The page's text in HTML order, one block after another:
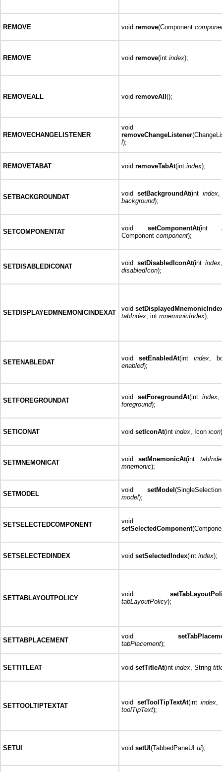
REMOVE void remove(Component
REMOVE void remove(int index);
REMOVEALL void removeAll ();
REMOVECHANGELISTENER
void
removeChangeListener
l);
REMOVETABAT void removeTabAt(int index);
SETBACKGROUNDAT void setBackgroundAt(int index,
background);
SETCOMPONENTAT void setComponentAt(int
Component component);
SETDISABLEDICONAT void setDisabledIconAt(intindex
disabledIcon);
SETDISPLAYEDMNEMONICINDEXAT
void
tabIndex, int mnemonicIndex);
SETENABLEDAT
void setEnabledAt(int index,
enabled);
SETFOREGROUNDAT void setForegroundAt(intindex,
foreground);
SETICONAT void setIconAt(int index, Icon icon
SETMNEMONICAT voidsetMnemonicAt(int
mnemonic);
SETMODEL
void setModel
model);
SETSELECTEDCOMPONENT
void
setSelectedComponent
SETSELECTEDINDEX void setSelectedIndex(int index);
SETTABLAYOUTPOLICY
void
tabLayoutPolicy);
SETTABPLACEMENT
void
tabPlacement);
SETTITLEAT void setTitleAt(int index, String
SETTOOLTIPTEXTAT void setToolTipTextAt(intindex,
toolTipText);
SETUI void setUI (TabbedPaneUI ui);